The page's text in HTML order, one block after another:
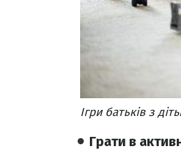
Ігри батьків з
Грати в